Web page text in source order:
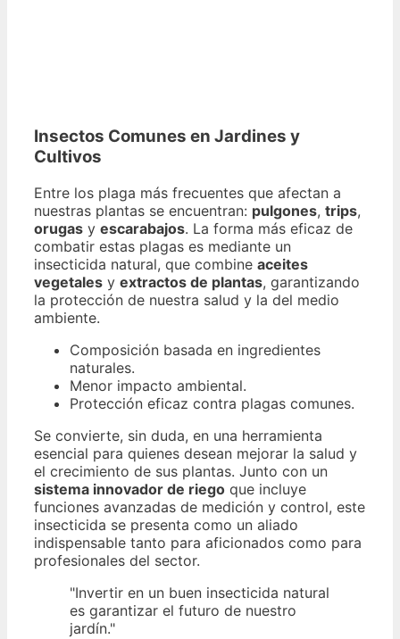
Insectos Comunes en Jardines y
Cultivos
Entre los plaga más frecuentes que afectan a
nuestras plantas se encuentran: pulgones, trips,
orugas y escarabajos. La forma más eficaz de
combatir estas plagas es mediante un
insecticida natural, que combine aceites
vegetales y extractos de plantas, garantizando
la protección de nuestra salud y la del medio
ambiente.
Composición basada en ingredientes
naturales.
Menor impacto ambiental.
Protección eficaz contra plagas comunes.
Se convierte, sin duda, en una herramienta
esencial para quienes desean mejorar la salud y
el crecimiento de sus plantas. Junto con un
sistema innovador de riego que incluye
funciones avanzadas de medición y control, este
insecticida se presenta como un aliado
indispensable tanto para aficionados como para
profesionales del sector.
"Invertir en un buen insecticida natural
es garantizar el futuro de nuestro
jardín."